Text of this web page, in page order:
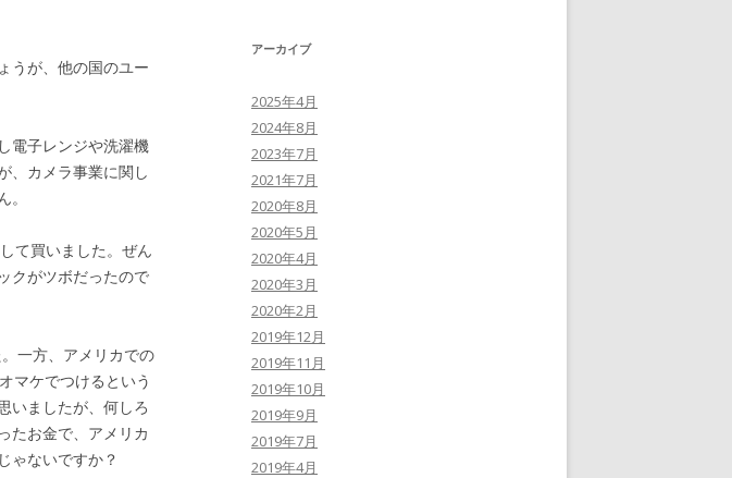
うが、他の国のユー
電子レンジや洗濯機
、カメラ事業に関し
て買いました。ぜん
クがツボだったので
一方、アメリカでの
マケでつけるという
いましたが、何しろ
たお金で、アメリカ
ゃないですか？
アーカイブ
2025年4月
2024年8月
2023年7月
2021年7月
2020年8月
2020年5月
2020年4月
2020年3月
2020年2月
2019年12月
2019年11月
2019年10月
2019年9月
2019年7月
2019年4月